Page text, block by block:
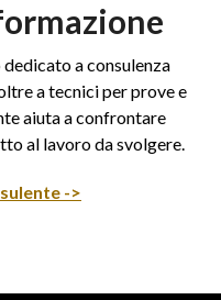
a consulenza
a tecnici per prove e
aiuta a confrontare
al lavoro da svolgere.
->